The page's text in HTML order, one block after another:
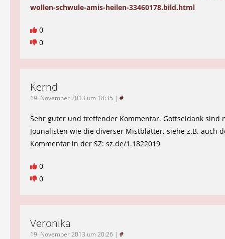
wollen-schwule-amis-heilen-33460178.bild.html
0
0
Kernd
19. November 2013 um 18:35 | #
Sehr guter und treffender Kommentar. Gottseidank sind
Jounalisten wie die diverser Mistblätter, siehe z.B. auch
Kommentar in der SZ: sz.de/1.1822019
0
0
Veronika
19. November 2013 um 20:26 | #